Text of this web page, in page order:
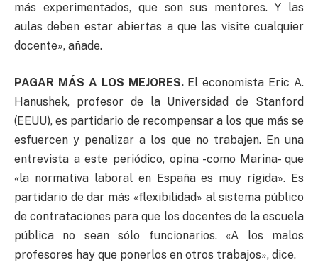
más experimentados, que son sus mentores. Y las
aulas deben estar abiertas a que las visite cualquier
docente», añade.
PAGAR MÁS A LOS MEJORES.El economista Eric A.
Hanushek, profesor de la Universidad de Stanford
(EEUU), es partidario de recompensar a los que más se
esfuercen y penalizar a los que no trabajen. En una
entrevista a este periódico, opina -como Marina- que
«la normativa laboral en España es muy rígida». Es
partidario de dar más «flexibilidad» al sistema público
de contrataciones para que los docentes de la escuela
pública no sean sólo funcionarios. «A los malos
profesores hay que ponerlos en otros trabajos», dice.